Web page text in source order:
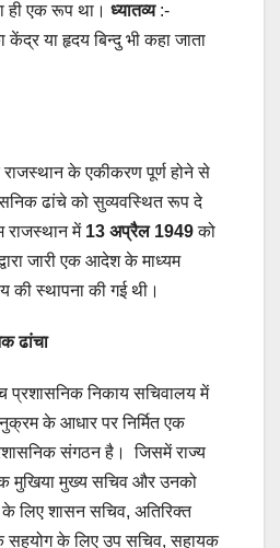
ही एक रूप था। ध्यातव्य:-
या हृदय बिन्दु भी कहा जाता
के एकीकरण पूर्ण होने से
ढांचे को सुव्यवस्थित रूप दे
राजस्थान में 13 अप्रैल 1949को
जारी एक आदेश के माध्यम
स्थापना की गई थी।
ढांचा
प्रशासनिक निकाय सचिवालय में
के आधार पर निर्मित एक
संगठन है। जिसमें राज्य
मुखिया मुख्य सचिव और उनको
लिए शासन सचिव, अतिरिक्त
के लिए उप सचिव, सहायक